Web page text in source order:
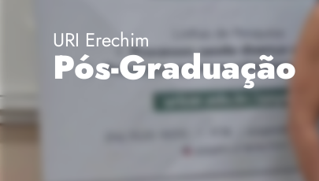
URI Erechim
Pós-Graduação